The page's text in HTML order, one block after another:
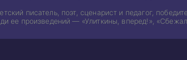
писатель, поэт, сценарист и педагог,
ее произведений — «Улиткины, вперед!»,